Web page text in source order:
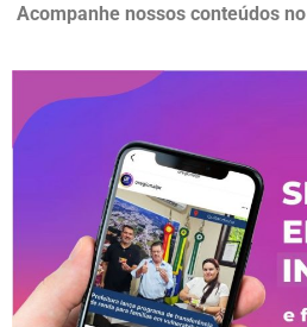
Acompanhe nossos conteúdos no